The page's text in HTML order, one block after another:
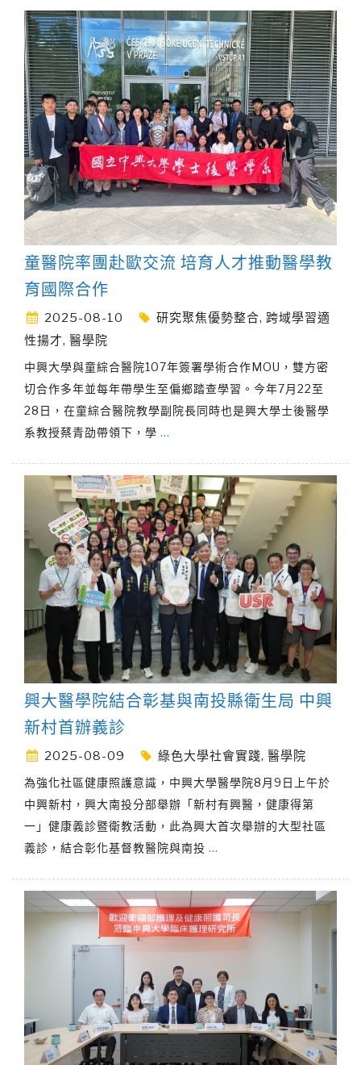
童醫院率團赴歐交流 培育人才推動醫學教
育國際合作
2025-08-10 研究聚焦優勢整合, 跨域學習適
性揚才, 醫學院
中興大學與童綜合醫院107年簽署學術合作MOU，雙方密
切合作多年並每年帶學生至偏鄉踏查學習。今年7月22至
28日，在童綜合醫院教學副院長同時也是興大學士後醫學
系教授蔡青劭帶領下，學 …
興大醫學院結合彰基與南投縣衛生局 中興
新村首辦義診
2025-08-09 綠色大學社會實踐, 醫學院
為強化社區健康照護意識，中興大學醫學院8月9日上午於
中興新村，興大南投分部舉辦「新村有興醫，健康得第
一」健康義診暨衛教活動，此為興大首次舉辦的大型社區
義診，結合彰化基督教醫院與南投 …